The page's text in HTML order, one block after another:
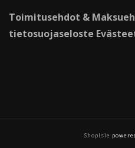
Toimitusehdot &
tietosuojaseloste
ShopIsle